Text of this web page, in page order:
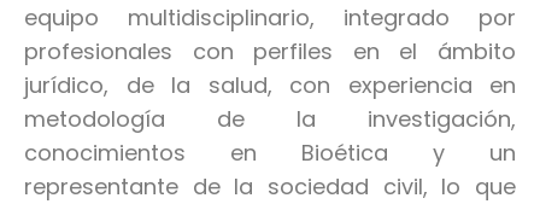
equipo multidisciplinario, integrado por
profesionales con perfiles en el ámbito
jurídico, de la salud, con experiencia en
metodología de la investigación,
conocimientos en Bioética y un
representante de la sociedad civil, lo que